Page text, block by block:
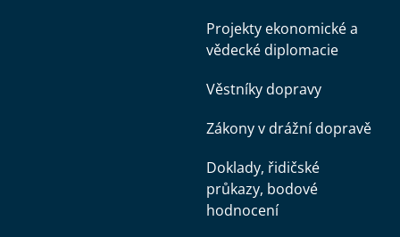
Projekty ekonomické a
vědecké diplomacie
Věstníky dopravy
Zákony v drážní dopravě
Doklady, řidičské
průkazy, bodové
hodnocení